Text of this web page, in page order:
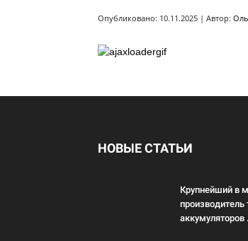
Опубликовано: 10.11.2025 | Автор:
НОВЫЕ СТАТЬИ
Крупнейший в
производитель
аккумуляторов